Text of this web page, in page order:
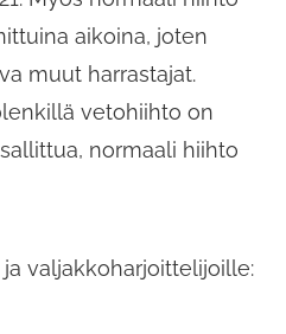
aikoina, joten
muut harrastajat.
vetohiihto on
normaali hiihto
valjakkoharjoittelijoille: